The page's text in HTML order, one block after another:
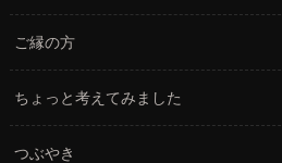
ご縁の方
ちょっと考えてみました
つぶやき